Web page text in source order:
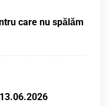
care nu spălăm